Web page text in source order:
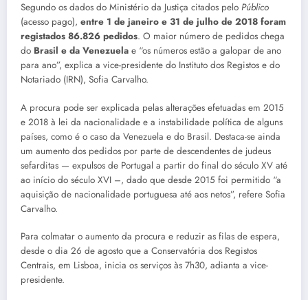
Segundo os dados do Ministério da Justiça citados pelo Público
(acesso pago), entre 1 de janeiro e 31 de julho de 2018 foram
registados 86.826 pedidos. O maior número de pedidos chega
do Brasil e da Venezuela e “os números estão a galopar de ano
para ano”, explica a vice-presidente do Instituto dos Registos e do
Notariado (IRN), Sofia Carvalho.
A procura pode ser explicada pelas alterações efetuadas em 2015
e 2018 à lei da nacionalidade e a instabilidade política de alguns
países, como é o caso da Venezuela e do Brasil. Destaca-se ainda
um aumento dos pedidos por parte de descendentes de judeus
sefarditas — expulsos de Portugal a partir do final do século XV até
ao início do século XVI –, dado que desde 2015 foi permitido “a
aquisição de nacionalidade portuguesa até aos netos”, refere Sofia
Carvalho.
Para colmatar o aumento da procura e reduzir as filas de espera,
desde o dia 26 de agosto que a Conservatória dos Registos
Centrais, em Lisboa, inicia os serviços às 7h30, adianta a vice-
presidente.